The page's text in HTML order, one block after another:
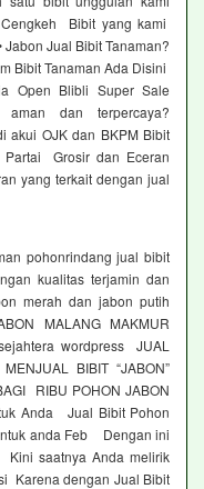
Bibit yang kami
Jual Bibit Tanaman?
Bibit Tanaman Ada Disini
Open Blibli Super Sale
dan terpercaya?
akui OJK dan BKPM Bibit
Partai Grosir dan Eceran
yang terkait dengan jual
pohonrindang jual bibit
kualitas terjamin dan
merah dan jabon putih
MALANG MAKMUR
wordpress JUAL
BIBIT “JABON”
RIBU POHON JABON
Anda Jual Bibit Pohon
anda Feb Dengan ini
saatnya Anda melirik
Karena dengan Jual Bibit